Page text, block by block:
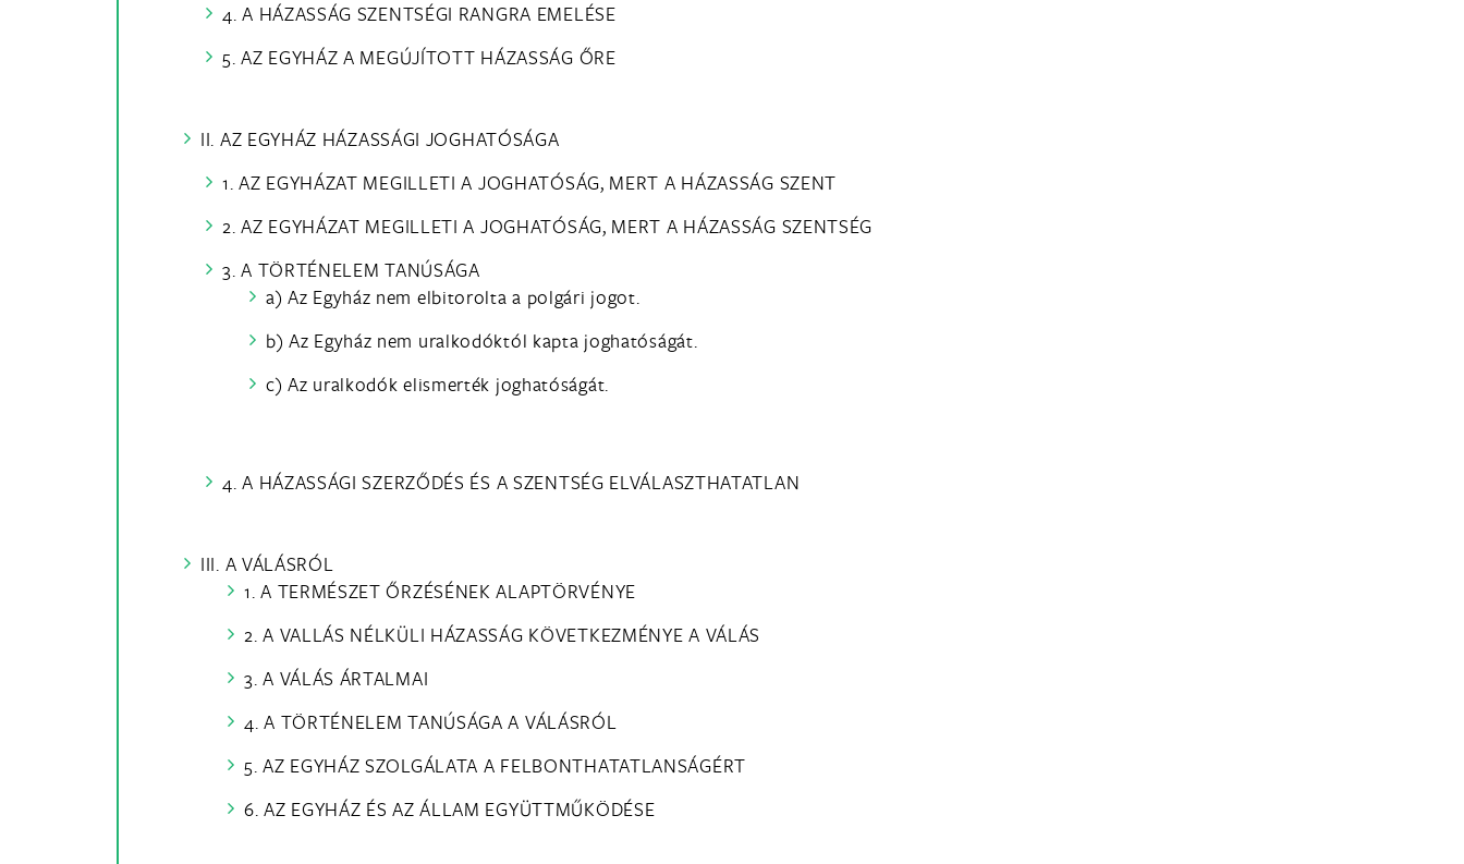
4. A HÁZASSÁG SZENTSÉGI RANGRA EMELÉSE
5. AZ EGYHÁZ A MEGÚJÍTOTT HÁZASSÁG ŐRE
II. AZ EGYHÁZ HÁZASSÁGI JOGHATÓSÁGA
1. AZ EGYHÁZAT MEGILLETI A JOGHATÓSÁG, MERT A HÁZASSÁG SZENT
2. AZ EGYHÁZAT MEGILLETI A JOGHATÓSÁG, MERT A HÁZASSÁG SZENTSÉG
3. A TÖRTÉNELEM TANÚSÁGA
a) Az Egyház nem elbitorolta a polgári jogot.
b) Az Egyház nem uralkodóktól kapta joghatóságát.
c) Az uralkodók elismerték joghatóságát.
4. A HÁZASSÁGI SZERZŐDÉS ÉS A SZENTSÉG ELVÁLASZTHATATLAN
III. A VÁLÁSRÓL
1. A TERMÉSZET ŐRZÉSÉNEK ALAPTÖRVÉNYE
2. A VALLÁS NÉLKÜLI HÁZASSÁG KÖVETKEZMÉNYE A VÁLÁS
3. A VÁLÁS ÁRTALMAI
4. A TÖRTÉNELEM TANÚSÁGA A VÁLÁSRÓL
5. AZ EGYHÁZ SZOLGÁLATA A FELBONTHATATLANSÁGÉRT
6. AZ EGYHÁZ ÉS AZ ÁLLAM EGYÜTTMŰKÖDÉSE